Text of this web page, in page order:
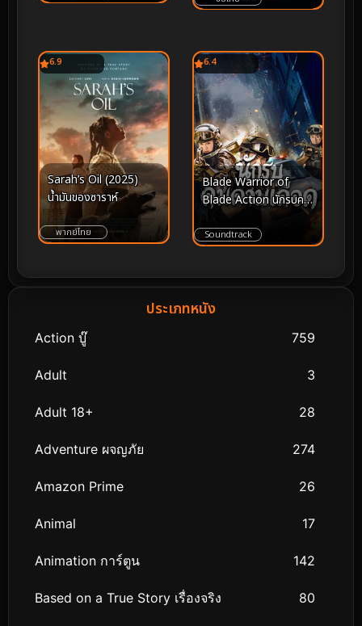
6.9
Sarah’s Oil (2025)
น้ำมันของซาราห์
พากย์ไทย
6.4
Blade Warrior of
Blade Action นักรบคม
ดาบเดือด (2026)
Soundtrack
ประเภทหนัง
Action บู๊ 759
Adult 3
Adult 18+ 28
Adventure ผจญภัย 274
Amazon Prime 26
Animal 17
Animation การ์ตูน 142
Based on a True Story เรื่องจริง 80